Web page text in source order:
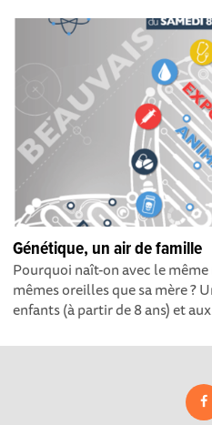
Génétique, un air de famille
Pourquoi naît-on avec le
mêmes oreilles que sa mère ?
enfants (à partir de 8 ans) et